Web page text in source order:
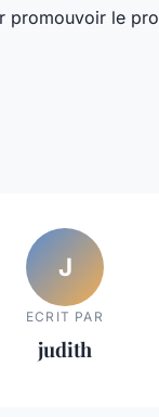
promouvoir le
J
ECRIT PAR
judith